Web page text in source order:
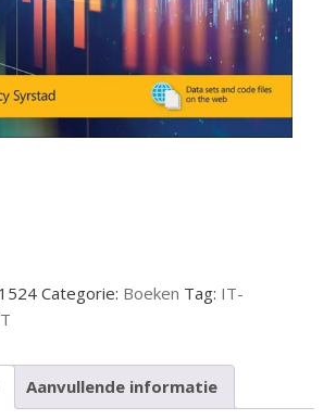
Categorie: Boeken Tag: IT-
Aanvullende informatie